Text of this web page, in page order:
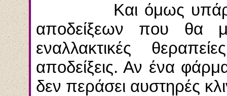
Και όμως υπάρχει
αποδείξεων που θα
εναλλακτικές
αποδείξεις. Αν ένα
δεν περάσει αυστηρές